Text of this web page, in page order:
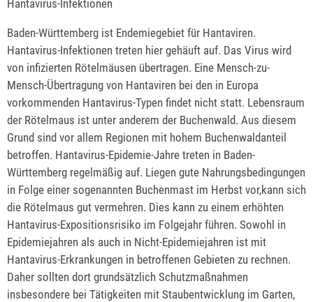
Hantavirus-Infektionen
Baden-Württemberg ist Endemiegebiet für Hantaviren.
Hantavirus-Infektionen treten hier gehäuft auf. Das Virus wird
von infizierten Rötelmäusen übertragen. Eine Mensch-zu-
Mensch-Übertragung von Hantaviren bei den in Europa
vorkommenden Hantavirus-Typen findet nicht statt. Lebensraum
der Rötelmaus ist unter anderem der Buchenwald. Aus diesem
Grund sind vor allem Regionen mit hohem Buchenwaldanteil
betroffen. Hantavirus-Epidemie-Jahre treten in Baden-
Württemberg regelmäßig auf. Liegen gute Nahrungsbedingungen
in Folge einer sogenannten Buchenmast im Herbst vor,kann sich
die Rötelmaus gut vermehren. Dies kann zu einem erhöhten
Hantavirus-Expositionsrisiko im Folgejahr führen. Sowohl in
Epidemiejahren als auch in Nicht-Epidemiejahren ist mit
Hantavirus-Erkrankungen in betroffenen Gebieten zu rechnen.
Daher sollten dort grundsätzlich Schutzmaßnahmen
insbesondere bei Tätigkeiten mit Staubentwicklung im Garten,